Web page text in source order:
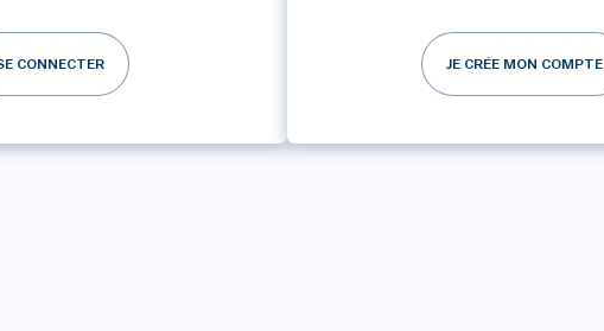
CONNECTER JE CRÉE MON COMPTE